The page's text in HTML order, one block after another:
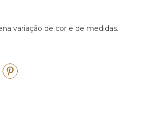
variação de cor e de medidas.